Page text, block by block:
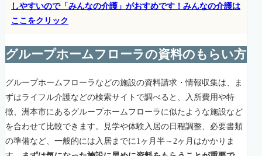
しやすいので「みんなの介護」がおすめです！みんなの介護は
ここをクリック
グループホームフローラの資料のもらい方
グループホームフローラなどの施設の資料請求・情報収集は、ま
ずはライフル介護などの検索サイトで調べると、入所費用や特
徴、洲本市にあるグループホームフローラに似たような施設など
を合わせて比較できます。見学や体験入居の日程調整、必要書類
の準備など、一般的には入居までに1ヶ月半～2ヶ月はかかりま